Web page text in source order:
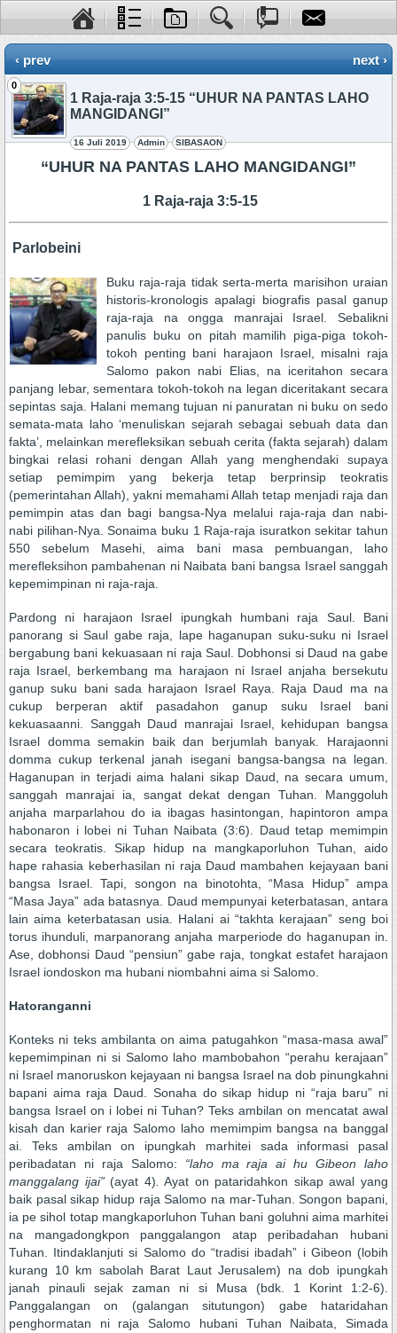
‹ prev next ›
0
1 Raja-raja 3:5-15 “UHUR NA PANTAS LAHO
MANGIDANGI”
16 Juli 2019 Admin SIBASAON
“UHUR NA PANTAS LAHO MANGIDANGI”
1 Raja-raja 3:5-15
Parlobeini
Buku raja-raja tidak serta-merta marisihon uraian
historis-kronologis apalagi biografis pasal ganup
raja-raja na ongga manrajai Israel. Sebalikni
panulis buku on pitah mamilih piga-piga tokoh-
tokoh penting bani harajaon Israel, misalni raja
Salomo pakon nabi Elias, na iceritahon secara
panjang lebar, sementara tokoh-tokoh na legan diceritakant secara
sepintas saja. Halani memang tujuan ni panuratan ni buku on sedo
semata-mata laho ‘menuliskan sejarah sebagai sebuah data dan
fakta’, melainkan merefleksikan sebuah cerita (fakta sejarah) dalam
bingkai relasi rohani dengan Allah yang menghendaki supaya
setiap pemimpim yang bekerja tetap berprinsip teokratis
(pemerintahan Allah), yakni memahami Allah tetap menjadi raja dan
pemimpin atas dan bagi bangsa-Nya melalui raja-raja dan nabi-
nabi pilihan-Nya. Sonaima buku 1 Raja-raja isuratkon sekitar tahun
550 sebelum Masehi, aima bani masa pembuangan, laho
merefleksihon pambahenan ni Naibata bani bangsa Israel sanggah
kepemimpinan ni raja-raja.
Pardong ni harajaon Israel ipungkah humbani raja Saul. Bani
panorang si Saul gabe raja, lape haganupan suku-suku ni Israel
bergabung bani kekuasaan ni raja Saul. Dobhonsi si Daud na gabe
raja Israel, berkembang ma harajaon ni Israel anjaha bersekutu
ganup suku bani sada harajaon Israel Raya. Raja Daud ma na
cukup berperan aktif pasadahon ganup suku Israel bani
kekuasaanni. Sanggah Daud manrajai Israel, kehidupan bangsa
Israel domma semakin baik dan berjumlah banyak. Harajaonni
domma cukup terkenal janah isegani bangsa-bangsa na legan.
Haganupan in terjadi aima halani sikap Daud, na secara umum,
sanggah manrajai ia, sangat dekat dengan Tuhan. Manggoluh
anjaha marparlahou do ia ibagas hasintongan, hapintoron ampa
habonaron i lobei ni Tuhan Naibata (3:6). Daud tetap memimpin
secara teokratis. Sikap hidup na mangkaporluhon Tuhan, aido
hape rahasia keberhasilan ni raja Daud mambahen kejayaan bani
bangsa Israel. Tapi, songon na binotohta, “Masa Hidup” ampa
“Masa Jaya” ada batasnya. Daud mempunyai keterbatasan, antara
lain aima keterbatasan usia. Halani ai “takhta kerajaan” seng boi
torus ihunduli, marpanorang anjaha marperiode do haganupan in.
Ase, dobhonsi Daud “pensiun” gabe raja, tongkat estafet harajaon
Israel iondoskon ma hubani niombahni aima si Salomo.
Hatoranganni
Konteks ni teks ambilanta on aima patugahkon “masa-masa awal”
kepemimpinan ni si Salomo laho mambobahon “perahu kerajaan”
ni Israel manoruskon kejayaan ni bangsa Israel na dob pinungkahni
bapani aima raja Daud. Sonaha do sikap hidup ni “raja baru” ni
bangsa Israel on i lobei ni Tuhan? Teks ambilan on mencatat awal
kisah dan karier raja Salomo laho memimpim bangsa na banggal
ai. Teks ambilan on ipungkah marhitei sada informasi pasal
peribadatan ni raja Salomo: “laho ma raja ai hu Gibeon laho
manggalang ijai” (ayat 4)
Ayat on pataridahkon sikap awal yang
baik pasal sikap hidup raja Salomo na mar-Tuhan. Songon bapani,
ia pe sihol totap mangkaporluhon Tuhan bani goluhni aima marhitei
na mangadongkpon panggalangon atap peribadahan hubani
Tuhan. Itindaklanjuti si Salomo do “tradisi ibadah” i Gibeon (lobih
kurang 10 km sabolah Barat Laut Jerusalem) na dob ipungkah
janah pinauli sejak zaman ni si Musa (bdk. 1 Korint 1:2-6).
Panggalangan on (galangan situtungon) gabe hataridahan
penghormatan ni raja Salomo hubani Tuhan Naibata, Simada